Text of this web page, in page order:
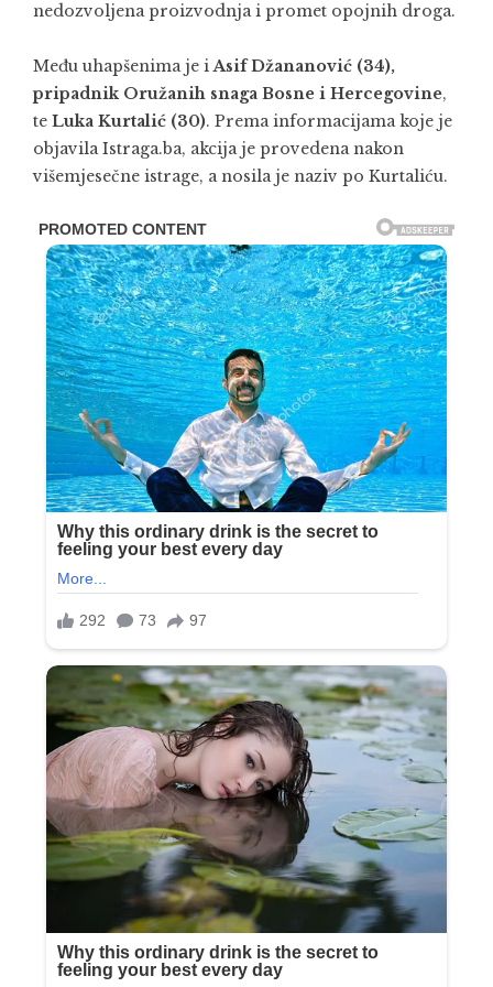
nedozvoljena proizvodnja i promet opojnih droga.
Među uhapšenima je iAsif Džananović (34),
pripadnik Oružanih snaga Bosne i Hercegovine,
te Luka Kurtalić (30). Prema informacijama koje je
objavila Istraga.ba, akcija je provedena nakon
višemjesečne istrage, a nosila je naziv po Kurtaliću.